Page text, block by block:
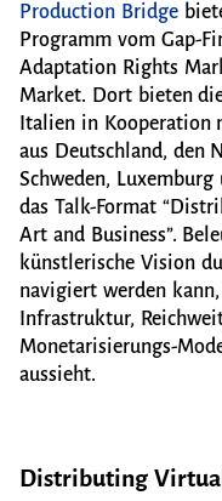
Production Bridge
Programm vom Gap-
Adaptation Rights
Market. Dort bieten
Italien in Kooperation
aus Deutschland, den
Schweden,
das Talk-Format
Art and Business”.
künstlerische Vision
navigiert werden
Infrastruktur,
Monetarisierungs-
aussieht.
Distributing